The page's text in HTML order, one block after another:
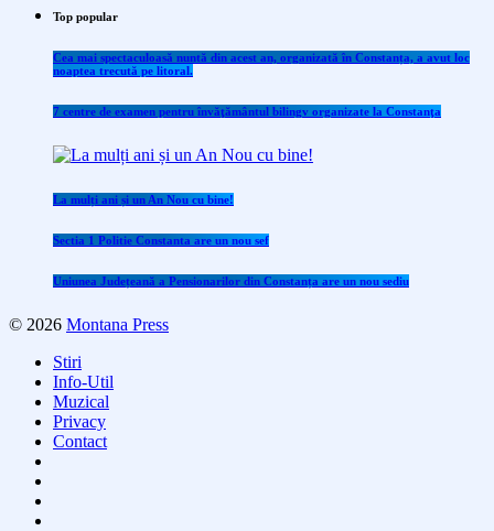
Top popular
Cea mai spectaculoasă nuntă din acest an, organizată în Constanța, a avut loc
noaptea trecută pe litoral.
7 centre de examen pentru învăţământul bilingv organizate la Constanţa
La mulți ani și un An Nou cu bine!
Sectia 1 Politie Constanta are un nou sef
Uniunea Județeană a Pensionarilor din Constanța are un nou sediu
© 2026 Montana Press
Stiri
Info-Util
Muzical
Privacy
Contact